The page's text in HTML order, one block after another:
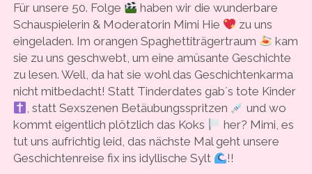
Für unsere 50. Folge
haben wir die wunderbare
Schauspielerin & Moderatorin Mimi Hie
zu uns
eingeladen. Im orangen Spaghettiträgertraum
kam
sie zu uns geschwebt, um eine amüsante Geschichte
zu lesen. Well, da hat sie wohl das Geschichtenkarma
nicht mitbedacht! Statt Tinderdates gab´s tote Kinder
, statt Sexszenen Betäubungsspritzen
und wo
kommt eigentlich plötzlich das Koks
her? Mimi, es
tut uns aufrichtig leid, das nächste Mal geht unsere
Geschichtenreise fix ins idyllische Sylt
!!